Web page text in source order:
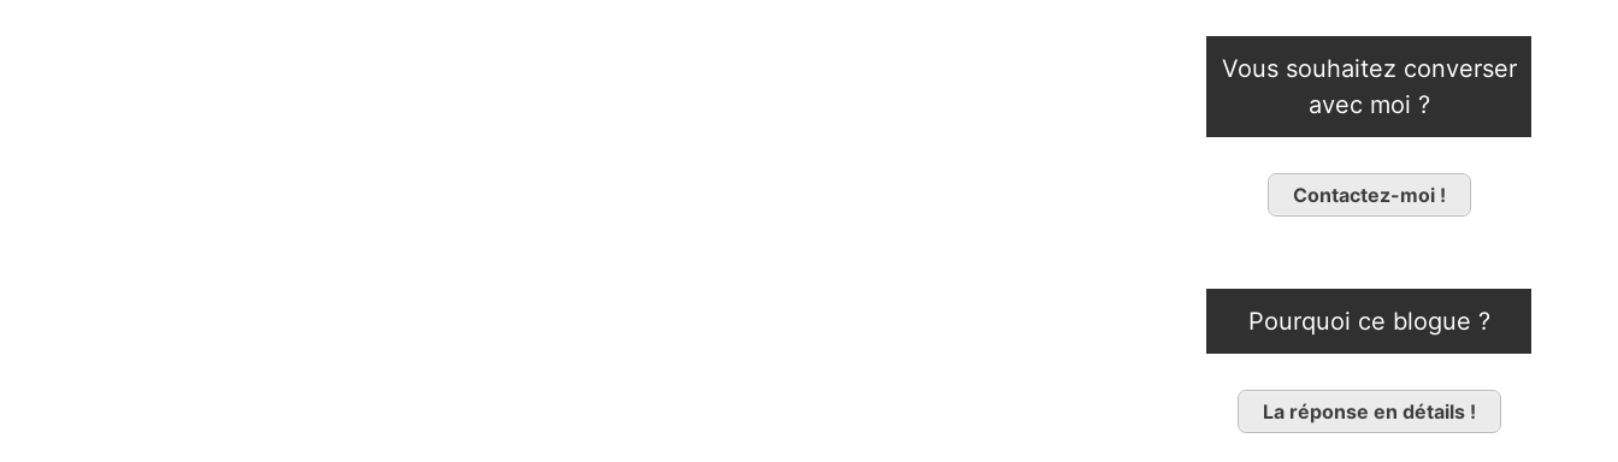
Vous souhaitez converser
avec moi ?
Contactez-moi !
Pourquoi ce blogue ?
La réponse en détails !